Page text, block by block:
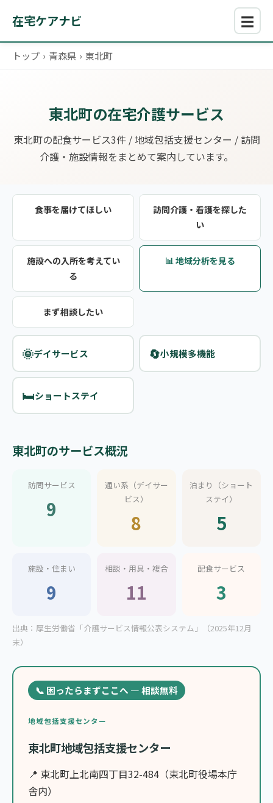
在宅ケアナビ ☰
トップ › 青森県 › 東北町
東北町の在宅介護サービス
東北町の配食サービス3件 / 地域包括支援センター / 訪問
介護・施設情報をまとめて案内しています。
食事を届けてほしい
訪問介護・看護を探した
い
施設への入所を考えてい
る
📊 地域分析を見る
まず相談したい
🌞デイサービス 🔄小規模多機能
🛏️ショートステイ
東北町のサービス概況
訪問サービス
9
通い系（デイサー
ビス）
8
泊まり（ショート
ステイ）
5
施設・住まい
9
相談・用具・複合
11
配食サービス
3
出典：厚生労働省「介護サービス情報公表システム」（2025年12月
末）
📞 困ったらまずここへ — 相談無料
地域包括支援センター
東北町地域包括支援センター
📍 東北町上北南四丁目32-484（東北町役場本庁
舎内）